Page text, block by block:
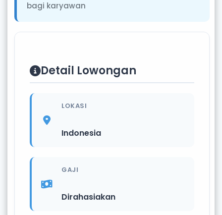
bagi karyawan
Detail Lowongan
LOKASI
Indonesia
GAJI
Dirahasiakan